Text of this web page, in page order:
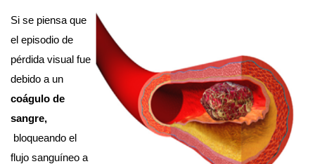
Si se piensa que
el episodio de
pérdida visual fue
coágulo de
bloqueando el
flujo sanguíneo a